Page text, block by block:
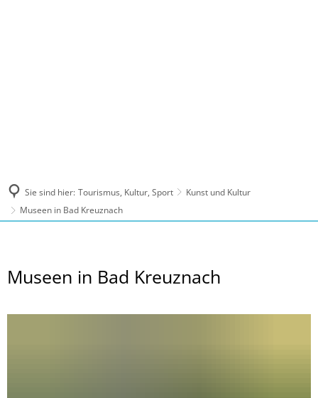
Sie sind hier: Tourismus, Kultur, Sport
Kunst und Kultur
Museen in Bad Kreuznach
Museen
Museen in Bad Kreuznach